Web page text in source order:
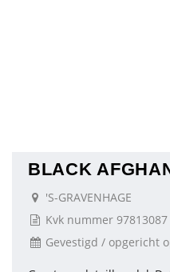
BLACK
'S-GRAVENHAGE
Kvk nummer 97813087
Gevestigd / opgericht